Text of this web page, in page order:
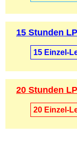
15 Stunden
15 Einzel-
20 Stunden
20 Einzel-